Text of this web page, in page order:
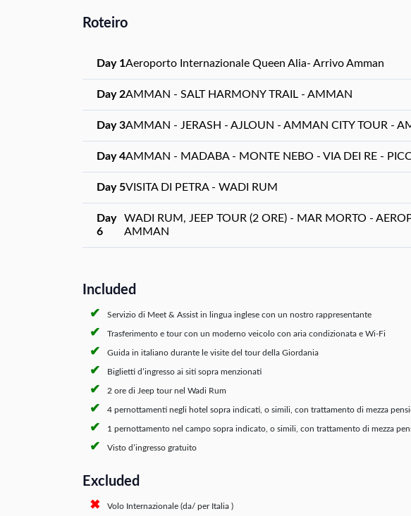
Roteiro
Day 1Aeroporto Internazionale Queen Alia- Arrivo Amman
Day 2AMMAN - SALT HARMONY TRAIL - AMMAN
Day 3AMMAN - JERASH - AJLOUN - AMMAN CITY TOUR -
Day 4AMMAN - MADABA - MONTE NEBO - VIA DEI RE -
Day 5VISITA DI PETRA - WADI RUM
Day
6
WADI RUM, JEEP TOUR (2 ORE) - MAR MORTO -
AMMAN
Included
Servizio di Meet & Assist in lingua inglese con un nostro rappresentante
Trasferimento e tour con un moderno veicolo con aria condizionata e Wi-Fi
Guida in italiano durante le visite del tour della Giordania
Biglietti d’ingresso ai siti sopra menzionati
2 ore di Jeep tour nel Wadi Rum
4 pernottamenti negli hotel sopra indicati, o simili, con trattamento di mezza
1 pernottamento nel campo sopra indicato, o simili, con trattamento di mezza
Visto d’ingresso gratuito
Excluded
Volo Internazionale (da/ per Italia )